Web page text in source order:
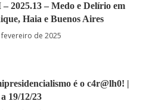
2025.13 – Medo e Delírio em
Haia e Buenos Aires
de 2025
é o c4r@lh0! |
19/12/23